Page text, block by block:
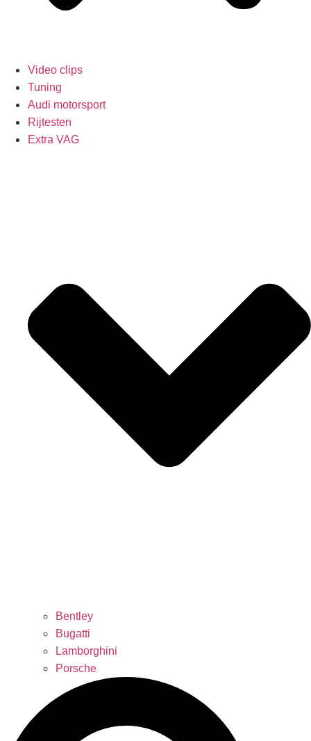
Video clips
Tuning
Audi motorsport
Rijtesten
Extra VAG
Bentley
Bugatti
Lamborghini
Porsche